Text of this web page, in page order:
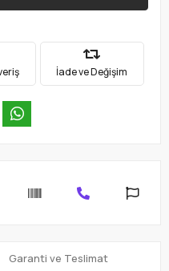
İade ve Değişim
Garanti ve Teslimat